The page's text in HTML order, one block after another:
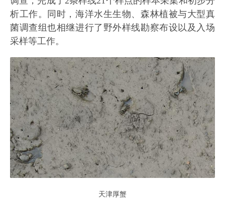
析工作。同时，海洋水生生物、森林植被与大型真
菌调查组也相继进行了野外样线勘察布设以及入场
采样等工作。
天津厚蟹